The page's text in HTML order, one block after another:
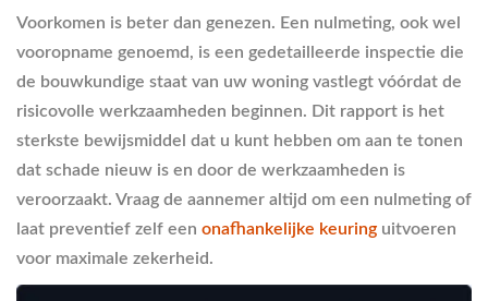
Voorkomen is beter dan genezen. Een nulmeting, ook wel
vooropname genoemd, is een gedetailleerde inspectie die
de bouwkundige staat van uw woning vastlegt vóórdat de
risicovolle werkzaamheden beginnen. Dit rapport is het
sterkste bewijsmiddel dat u kunt hebben om aan te tonen
dat schade nieuw is en door de werkzaamheden is
veroorzaakt. Vraag de aannemer altijd om een nulmeting of
laat preventief zelf een onafhankelijke keuring uitvoeren
voor maximale zekerheid.